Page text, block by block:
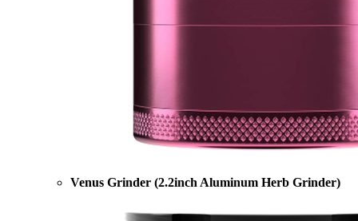
Venus Grinder (2.2inch Aluminum Herb Grinder)